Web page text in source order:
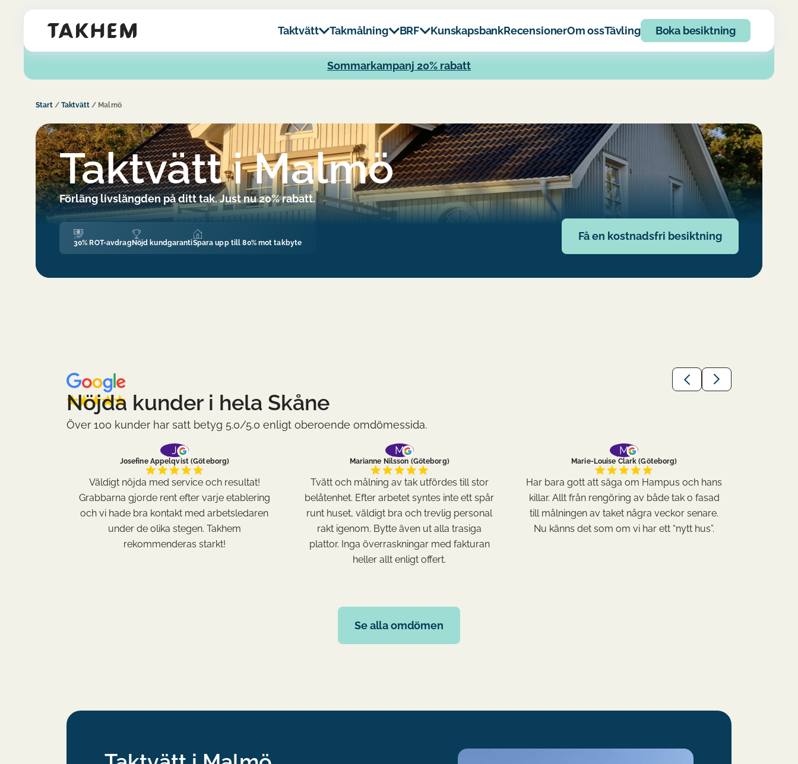
Taktvätt Takmålning BRF KunskapsbankRecensionerOm ossTävling Boka besiktning
Sommarkampanj 20% rabatt
Start/ Taktvätt/ Malmö
Taktvätt i Malmö
Förläng livslängden på ditt tak. Just nu 20% rabatt.
30% ROT-avdrag Nöjd kundgarantiSpara upp till 80% mot takbyte
Få en kostnadsfri besiktning
Nöjda kunder i hela Skåne
Över 100 kunder har satt betyg 5.0/5.0 enligt oberoende omdömessida.
J
Josefine Appelqvist (Göteborg)
Väldigt nöjda med service och resultat!
Grabbarna gjorde rent efter varje etablering
och vi hade bra kontakt med arbetsledaren
under de olika stegen. Takhem
rekommenderas starkt!
M
Marianne Nilsson (Göteborg)
Tvätt och målning av tak utfördes till stor
belåtenhet. Efter arbetet syntes inte ett spår
runt huset, väldigt bra och trevlig personal
rakt igenom. Bytte även ut alla trasiga
plattor. Inga överraskningar med fakturan
heller allt enligt offert.
M
Marie-Louise Clark (Göteborg)
Har bara gott att säga om Hampus och hans
killar. Allt från rengöring av både tak o fasad
till målningen av taket några veckor senare.
Nu känns det som om vi har ett “nytt hus”.
Se alla omdömen